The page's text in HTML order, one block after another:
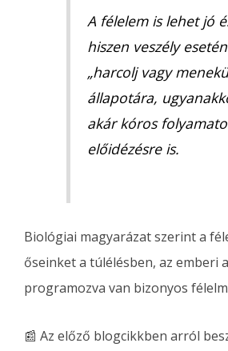
A félelem is lehet jó
hiszen veszély
„harcolj vagy
állapotára,
akár kóros
előidézésre is.
Biológiai magyarázat szerint a
őseinket a túlélésben, az emberi
programozva van bizonyos
📰 Az előző blogcikkben arról